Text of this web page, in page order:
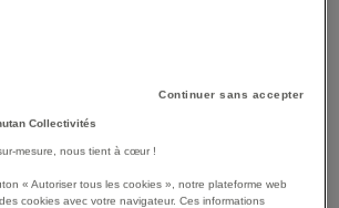
Continuer sans accepter
Collectivités
mesure, nous tient à cœur !
« Autoriser tous les cookies », notre plateforme web
cookies avec votre navigateur. Ces informations